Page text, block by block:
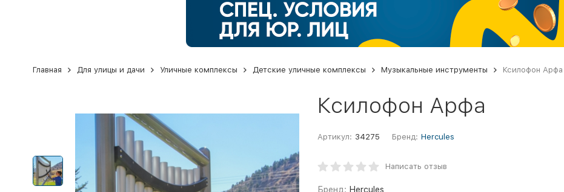
Главная Для улицы и дачи Уличные комплексы Детские уличные комплексы Музыкальные инструменты Ксилофон Арфа
Ксилофон Арфа
Артикул: 34275 Бренд: Hercules
Написать отзыв
Бренд: Hercules